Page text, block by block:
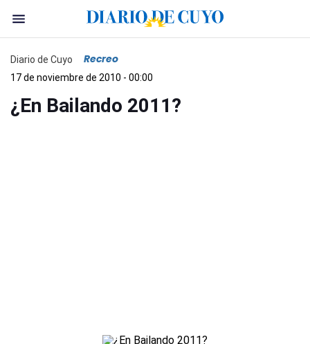
Diario de Cuyo Recreo
17 de noviembre de 2010 - 00:00
¿En Bailando 2011?